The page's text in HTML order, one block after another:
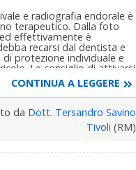
e radiografia endorale è
terapeutico. Dalla foto
effettivamente è
recarsi dal dentista e
protezione individuale e
Le consiglio di attivarsi
Cordialmente
CONTINUA A LEGGERE
da Dott. Tersandro Savino
Tivoli (RM)